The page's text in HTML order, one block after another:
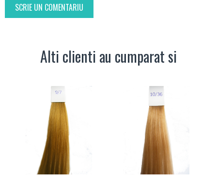
SCRIE UN COMENTARIU
Alti clienti au cumparat si